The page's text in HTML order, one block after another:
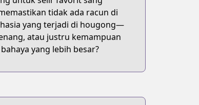
tidak ada racun di
yang terjadi di hougong—
atau justru kemampuan
yang lebih besar?